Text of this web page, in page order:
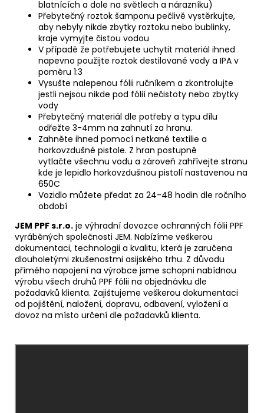
blatnících a dole na světlech a nárazníku)
Přebytečný roztok šamponu pečlivě vystěrkujte,
aby nebyly nikde zbytky roztoku nebo bublinky,
kraje vymyjte čistou vodou
V případě že potřebujete uchytit materiál ihned
napevno použijte roztok destilované vody a IPA v
poměru 1:3
Vysušte nalepenou fólii ručníkem a zkontrolujte
jestli nejsou nikde pod fólií nečistoty nebo zbytky
vody
Přebytečný materiál dle potřeby a typu dílu
odřežte 3-4mm na zahnutí za hranu.
Zahněte ihned pomocí netkané textilie a
horkovzdušné pistole. Z hran postupně
vytlačte všechnu vodu a zároveň zahřívejte stranu
kde je lepidlo horkovzdušnou pistolí nastavenou na
650C
Vozidlo můžete předat za 24-48 hodin dle ročního
období
JEM PPF s.r.o. je výhradní dovozce ochranných fólii PPF
vyráběných společnosti JEM. Nabízíme veškerou
dokumentaci, technologii a kvalitu, která je zaručena
dlouholetými zkušenostmi asijského trhu. Z důvodu
přímého napojení na výrobce jsme schopni nabídnou
výrobu všech druhů PPF fólii na objednávku dle
požadavků klienta. Zajištujeme veškerou dokumentaci
od pojištění, naložení, dopravu, odbavení, vyložení a
dovoz na místo určení dle požadavků klienta.